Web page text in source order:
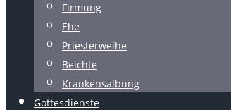
Firmung
Ehe
Priesterweihe
Beichte
Krankensalbung
Gottesdienste